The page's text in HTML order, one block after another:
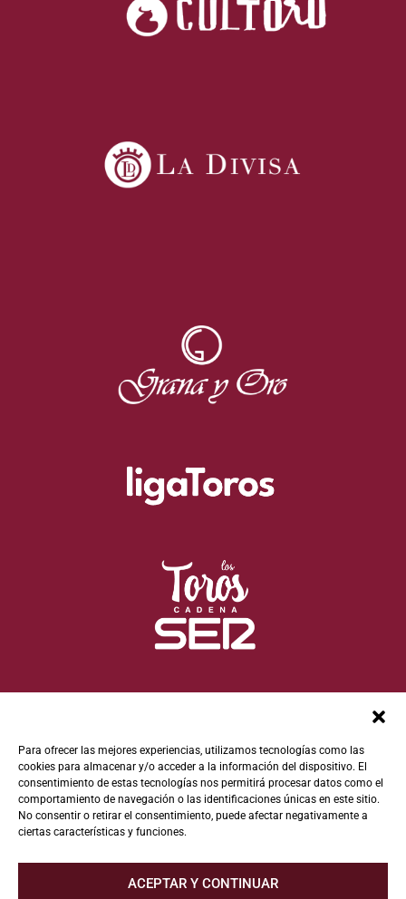
Para ofrecer las mejores experiencias, utilizamos tecnologías como las
cookies para almacenar y/o acceder a la información del dispositivo. El
consentimiento de estas tecnologías nos permitirá procesar datos como el
comportamiento de navegación o las identificaciones únicas en este sitio.
No consentir o retirar el consentimiento, puede afectar negativamente a
ciertas características y funciones.
ACEPTAR Y CONTINUAR